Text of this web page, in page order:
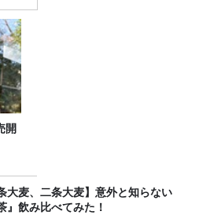
開
大麦、二条大麦】意外と知らない
』飲み比べてみた！